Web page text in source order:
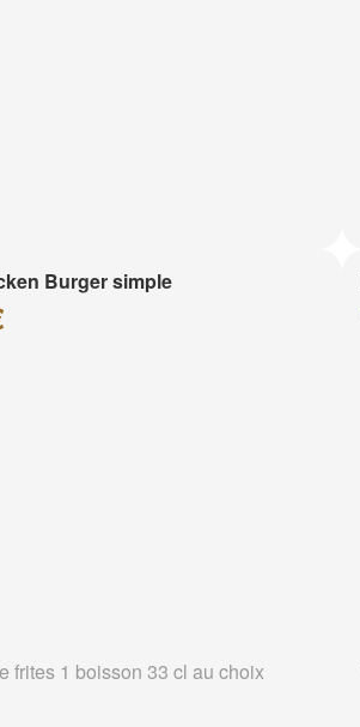
Burger simple
frites 1 boisson 33 cl au choix